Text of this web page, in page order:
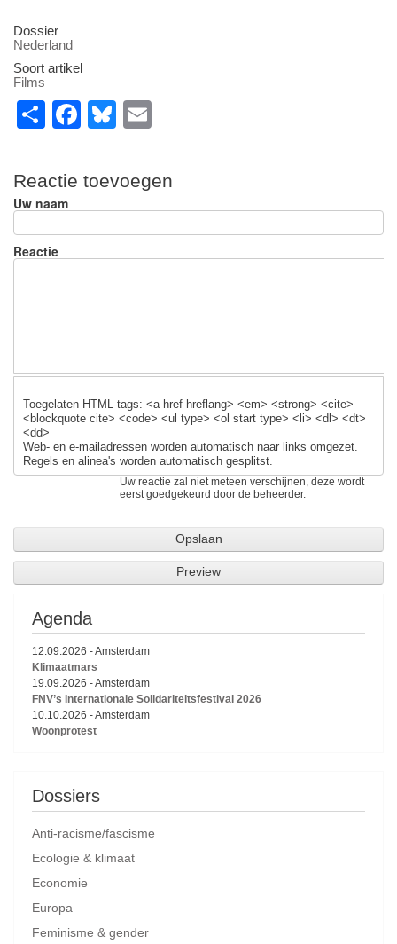
Dossier
Nederland
Soort artikel
Films
S
ar
e
F
c
e
b
o
Bl
e
sk
y
ail
Reactie toevoegen
Uw naam
Reactie
Toegelaten HTML-tags: <a href hreflang> <em> <strong> <cite>
<blockquote cite> <code> <ul type> <ol start type> <li> <dl> <dt>
<dd>
Web- en e-mailadressen worden automatisch naar links omgezet.
Regels en alinea's worden automatisch gesplitst.
Uw reactie zal niet meteen verschijnen, deze wordt
eerst goedgekeurd door de beheerder.
Agenda
12.09.2026 -Amsterdam
Klimaatmars
19.09.2026 -Amsterdam
FNV’s Internationale Solidariteitsfestival 2026
10.10.2026 -Amsterdam
Woonprotest
Dossiers
Anti-racisme/fascisme
Ecologie & klimaat
Economie
Europa
Feminisme & gender